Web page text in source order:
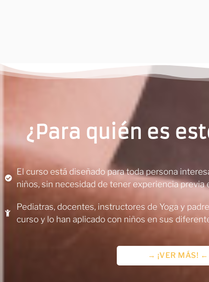
¿Para quién es
El curso está diseñado para toda persona
niños, sin necesidad de tener experiencia previa
Pediatras, docentes, instructores de Yoga y
curso y lo han aplicado con niños en sus
→ ¡VER MÁS! ←